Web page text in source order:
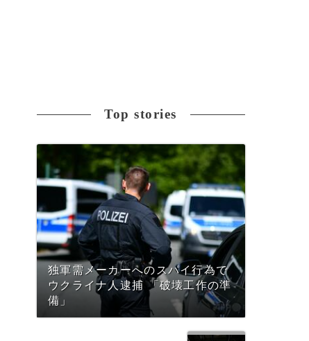
Top stories
独軍需メーカーへのスパイ行為で
ウクライナ人逮捕 「破壊工作の準
備」